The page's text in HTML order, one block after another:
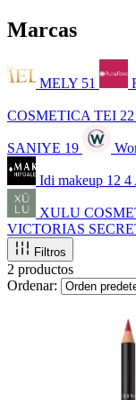
Marcas
MELY 51
COSMETICA TEI 22
SANIYE 19
Idi makeup 12 4
XULU
VICTORIAS
Filtros
2 productos
Ordenar: